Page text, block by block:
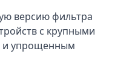
версию фильтра
с крупными
и упрощенным